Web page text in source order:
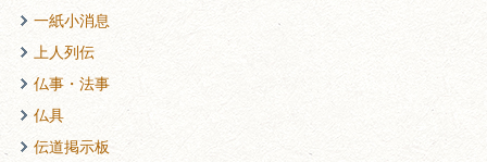
一紙小消息
上人列伝
仏事・法事
仏具
伝道掲示板